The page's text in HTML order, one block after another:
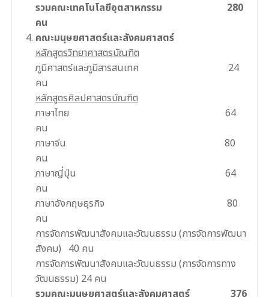
รวมคณะเทคโนโลยีอุตสาหกรรม 280
คน
คณะมนุษยศาสตร์และสังคมศาสตร์
หลักสูตรวิทยาศาสตรบัณฑิต
ภูมิศาสตร์และภูมิสารสนเทศ 24
คน
หลักสูตรศิลปศาสตรบัณฑิต
ภาษาไทย 64
คน
ภาษาจีน 80
คน
ภาษาญี่ปุ่น 64
คน
ภาษาอังกฤษธุรกิจ 80
คน
การจัดการพัฒนาสังคมและวัฒนธรรม (การจัดการพัฒนา
สังคม) 40 คน
การจัดการพัฒนาสังคมและวัฒนธรรม (การจัดการทาง
วัฒนธรรม) 24 คน
รวมคณะมนุษยศาสตร์และสังคมศาสตร์ 376